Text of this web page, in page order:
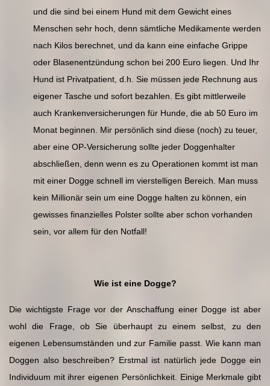
und die sind bei einem Hund mit dem Gewicht eines
Menschen sehr hoch, denn sämtliche Medikamente werden
nach Kilos berechnet, und da kann eine einfache Grippe
oder Blasenentzündung schon bei 200 Euro liegen. Und Ihr
Hund ist Privatpatient, d.h. Sie müssen jede Rechnung aus
eigener Tasche und sofort bezahlen. Es gibt mittlerweile
auch Krankenversicherungen für Hunde, die ab 50 Euro im
Monat beginnen. Mir persönlich sind diese (noch) zu teuer,
aber eine OP-Versicherung sollte jeder Doggenhalter
abschließen, denn wenn es zu Operationen kommt ist man
mit einer Dogge schnell im vierstelligen Bereich. Man muss
kein Millionär sein um eine Dogge halten zu können, ein
gewisses finanzielles Polster sollte aber schon vorhanden
sein, vor allem für den Notfall!
Wie ist eine Dogge?
Die wichtigste Frage vor der Anschaffung einer Dogge ist aber
wohl die Frage, ob Sie überhaupt zu einem selbst, zu den
eigenen Lebensumständen und zur Familie passt. Wie kann man
Doggen also beschreiben? Erstmal ist natürlich jede Dogge ein
Individuum mit ihrer eigenen Persönlichkeit. Einige Merkmale gibt